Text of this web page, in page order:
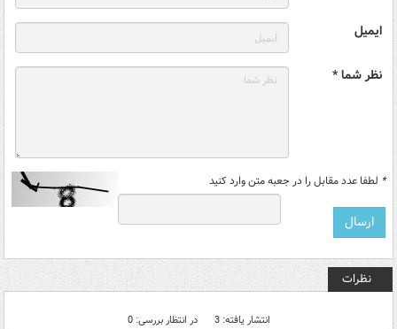
ایمیل
نظر شما *
* لطفا عدد مقابل را در جعبه متن وارد کنید
نظرات
انتشار یافته: 3 در انتظار بررسی: 0